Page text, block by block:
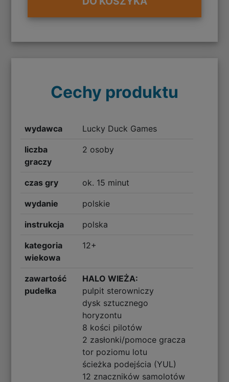
Cechy produktu
wydawca Lucky Duck Games
liczba
graczy
2 osoby
czas gry ok. 15 minut
wydanie polskie
instrukcja polska
kategoria
wiekowa
12+
zawartość
pudełka
HALO WIEŻA:
pulpit sterowniczy
dysk sztucznego
horyzontu
8 kości pilotów
2 zasłonki/pomoce gracza
tor poziomu lotu
ścieżka podejścia (YUL)
12 znaczników samolotów